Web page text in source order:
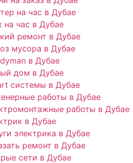
на час в Дубае
час в Дубае
ремонт в Дубае
мусора в Дубае
в Дубае
дом в Дубае
системы в Дубае
работы в Дубае
работы в Дубае
в Дубае
электрика в Дубае
ремонт в Дубае
сети в Дубае